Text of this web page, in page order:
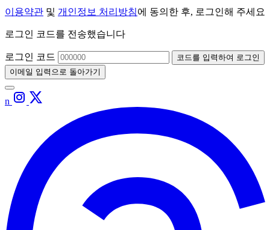
이용약관 및 개인정보 처리방침에 동의한 후, 로그인해 주세요
로그인 코드를 전송했습니다
로그인 코드
코드를 입력하여 로그인
이메일 입력으로 돌아가기
n